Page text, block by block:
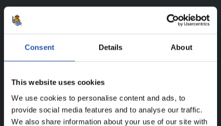
Consent Details About
This website uses cookies
We use cookies to personalise content and ads, to
provide social media features and to analyse our traffic.
We also share information about your use of our site with
UTILISATEURS ENREGISTRÉS !
notre site web.
S'inscrire en cliquant sur l' Identifiant et profitez du
contenu exclusif pour vous.